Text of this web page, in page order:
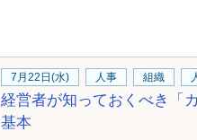
7月22日(水) 人事 組織
経営者が知っておくべき「
基本